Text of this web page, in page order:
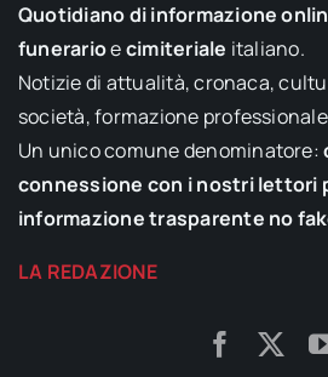
Quotidiano di informazione
funerarioecimiteriale italiano.
Notizie di attualità, cronaca,
società, formazione
Un unico comune denominatore:
connessione con i nostri lettori
informazione trasparente no
LA REDAZIONE